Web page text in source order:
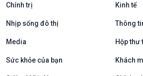
Chính trị Kinh tế
Nhịp sống đô thị Thông
Media Hộp thư
Sức khỏe của bạn Khách